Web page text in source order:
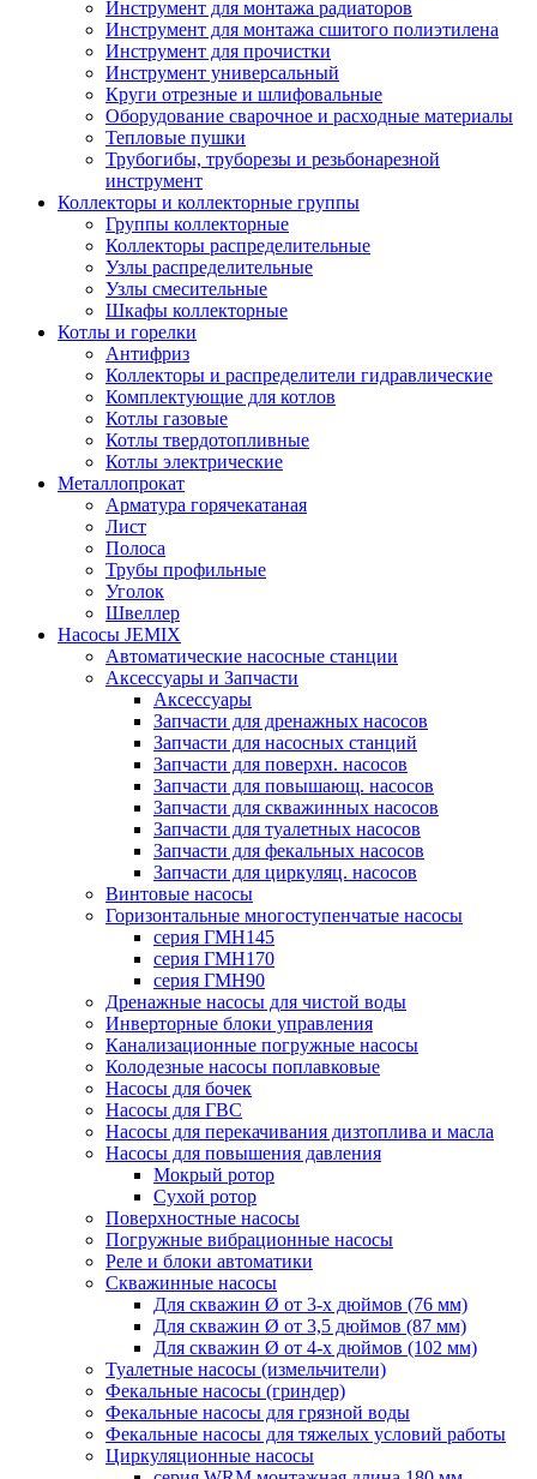
Инструмент для монтажа радиаторов
Инструмент для монтажа сшитого полиэтилена
Инструмент для прочистки
Инструмент универсальный
Круги отрезные и шлифовальные
Оборудование сварочное и расходные материалы
Тепловые пушки
Трубогибы, труборезы и резьбонарезной
инструмент
Коллекторы и коллекторные группы
Группы коллекторные
Коллекторы распределительные
Узлы распределительные
Узлы смесительные
Шкафы коллекторные
Котлы и горелки
Антифриз
Коллекторы и распределители гидравлические
Комплектующие для котлов
Котлы газовые
Котлы твердотопливные
Котлы электрические
Металлопрокат
Арматура горячекатаная
Лист
Полоса
Трубы профильные
Уголок
Швеллер
Насосы JEMIX
Автоматические насосные станции
Аксессуары и Запчасти
Аксессуары
Запчасти для дренажных насосов
Запчасти для насосных станций
Запчасти для поверхн. насосов
Запчасти для повышающ. насосов
Запчасти для скважинных насосов
Запчасти для туалетных насосов
Запчасти для фекальных насосов
Запчасти для циркуляц. насосов
Винтовые насосы
Горизонтальные многоступенчатые насосы
серия ГМН145
серия ГМН170
серия ГМН90
Дренажные насосы для чистой воды
Инверторные блоки управления
Канализационные погружные насосы
Колодезные насосы поплавковые
Насосы для бочек
Насосы для ГВС
Насосы для перекачивания дизтоплива и масла
Насосы для повышения давления
Мокрый ротор
Сухой ротор
Поверхностные насосы
Погружные вибрационные насосы
Реле и блоки автоматики
Скважинные насосы
Для скважин Ø от 3-х дюймов (76 мм)
Для скважин Ø от 3,5 дюймов (87 мм)
Для скважин Ø от 4-х дюймов (102 мм)
Туалетные насосы (измельчители)
Фекальные насосы (гриндер)
Фекальные насосы для грязной воды
Фекальные насосы для тяжелых условий работы
Циркуляционные насосы